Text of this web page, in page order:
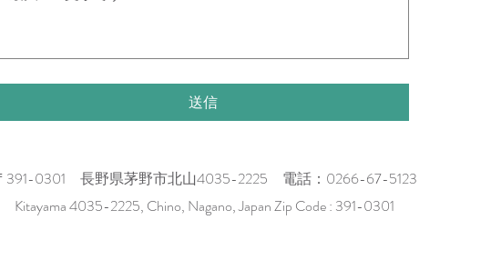
送信
391-0301 長野県茅野市北山4035-2225 電話：0266-67-5123
Kitayama 4035-2225, Chino, Nagano, Japan Zip Code : 391-0301